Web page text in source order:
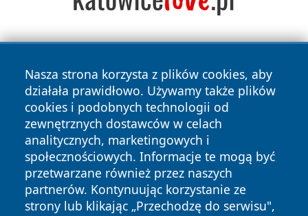
Nasza strona korzysta z plików cookies, aby
działała prawidłowo. Używamy także plików
cookies i podobnych technologii od
zewnętrznych dostawców w celach
analitycznych, marketingowych i
społecznościowych. Informacje te mogą być
przetwarzane również przez naszych
partnerów. Kontynuując korzystanie ze
strony lub klikając „Przechodzę do serwisu",
Copyright © 2026 raciborski24.pl Wszystkie prawa
zastrzeżone.
News Autorzy
Polityka
Prywatności
Polityka
Cookies